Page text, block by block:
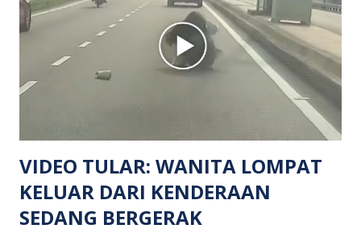
Turut dipercayai terdapat seorang lagi individu cedera
namun identitinya masih belum dikenal pasti selepas dibawa
keluar dari lokasi oleh kenalannya. Polis kini sedang giat
mengesan dua suspek yang masih bebas bagi membantu
siasatan lanjut. Kes disiasat mengikut Seksyen 302 Kanun
Keseksaan kerana membunuh. Orang ramai yang mempunyai
maklumat diminta t...
VIDEO TULAR: WANITA LOMPAT
KELUAR DARI KENDERAAN
SEDANG BERGERAK